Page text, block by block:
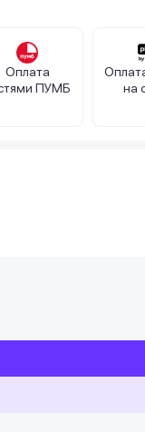
Оплата
ПУМБ
на